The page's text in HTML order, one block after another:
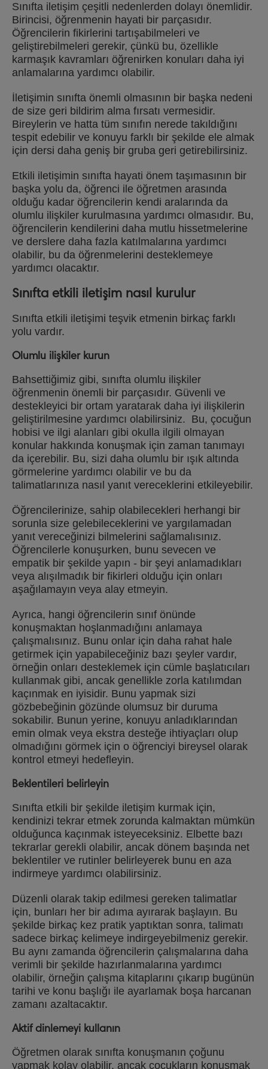
Sınıfta iletişim çeşitli nedenlerden dolayı önemlidir.
Birincisi, öğrenmenin hayati bir parçasıdır.
Öğrencilerin fikirlerini tartışabilmeleri ve
geliştirebilmeleri gerekir, çünkü bu, özellikle
karmaşık kavramları öğrenirken konuları daha iyi
anlamalarına yardımcı olabilir.
İletişimin sınıfta önemli olmasının bir başka nedeni
de size geri bildirim alma fırsatı vermesidir.
Bireylerin ve hatta tüm sınıfın nerede takıldığını
tespit edebilir ve konuyu farklı bir şekilde ele almak
için dersi daha geniş bir gruba geri getirebilirsiniz.
Etkili iletişimin sınıfta hayati önem taşımasının bir
başka yolu da, öğrenci ile öğretmen arasında
olduğu kadar öğrencilerin kendi aralarında da
olumlu ilişkiler kurulmasına yardımcı olmasıdır. Bu,
öğrencilerin kendilerini daha mutlu hissetmelerine
ve derslere daha fazla katılmalarına yardımcı
olabilir, bu da öğrenmelerini desteklemeye
yardımcı olacaktır.
Sınıfta etkili iletişim nasıl kurulur
Sınıfta etkili iletişimi teşvik etmenin birkaç farklı
yolu vardır.
Olumlu ilişkiler kurun
Bahsettiğimiz gibi, sınıfta olumlu ilişkiler
öğrenmenin önemli bir parçasıdır. Güvenli ve
destekleyici bir ortam yaratarak daha iyi ilişkilerin
geliştirilmesine yardımcı olabilirsiniz. Bu, çocuğun
hobisi ve ilgi alanları gibi okulla ilgili olmayan
konular hakkında konuşmak için zaman tanımayı
da içerebilir. Bu, sizi daha olumlu bir ışık altında
görmelerine yardımcı olabilir ve bu da
talimatlarınıza nasıl yanıt vereceklerini etkileyebilir.
Öğrencilerinize, sahip olabilecekleri herhangi bir
sorunla size gelebileceklerini ve yargılamadan
yanıt vereceğinizi bilmelerini sağlamalısınız.
Öğrencilerle konuşurken, bunu sevecen ve
empatik bir şekilde yapın - bir şeyi anlamadıkları
veya alışılmadık bir fikirleri olduğu için onları
aşağılamayın veya alay etmeyin.
Ayrıca, hangi öğrencilerin sınıf önünde
konuşmaktan hoşlanmadığını anlamaya
çalışmalısınız. Bunu onlar için daha rahat hale
getirmek için yapabileceğiniz bazı şeyler vardır,
örneğin onları desteklemek için cümle başlatıcıları
kullanmak gibi, ancak genellikle zorla katılımdan
kaçınmak en iyisidir. Bunu yapmak sizi
gözbebeğinin gözünde olumsuz bir duruma
sokabilir. Bunun yerine, konuyu anladıklarından
emin olmak veya ekstra desteğe ihtiyaçları olup
olmadığını görmek için o öğrenciyi bireysel olarak
kontrol etmeyi hedefleyin.
Beklentileri belirleyin
Sınıfta etkili bir şekilde iletişim kurmak için,
kendinizi tekrar etmek zorunda kalmaktan mümkün
olduğunca kaçınmak isteyeceksiniz. Elbette bazı
tekrarlar gerekli olabilir, ancak dönem başında net
beklentiler ve rutinler belirleyerek bunu en aza
indirmeye yardımcı olabilirsiniz.
Düzenli olarak takip edilmesi gereken talimatlar
için, bunları her bir adıma ayırarak başlayın. Bu
şekilde birkaç kez pratik yaptıktan sonra, talimatı
sadece birkaç kelimeye indirgeyebilmeniz gerekir.
Bu aynı zamanda öğrencilerin çalışmalarına daha
verimli bir şekilde hazırlanmalarına yardımcı
olabilir, örneğin çalışma kitaplarını çıkarıp bugünün
tarihi ve konu başlığı ile ayarlamak boşa harcanan
zamanı azaltacaktır.
Aktif dinlemeyi kullanın
Öğretmen olarak sınıfta konuşmanın çoğunu
yapmak kolay olabilir, ancak çocukların konuşmak